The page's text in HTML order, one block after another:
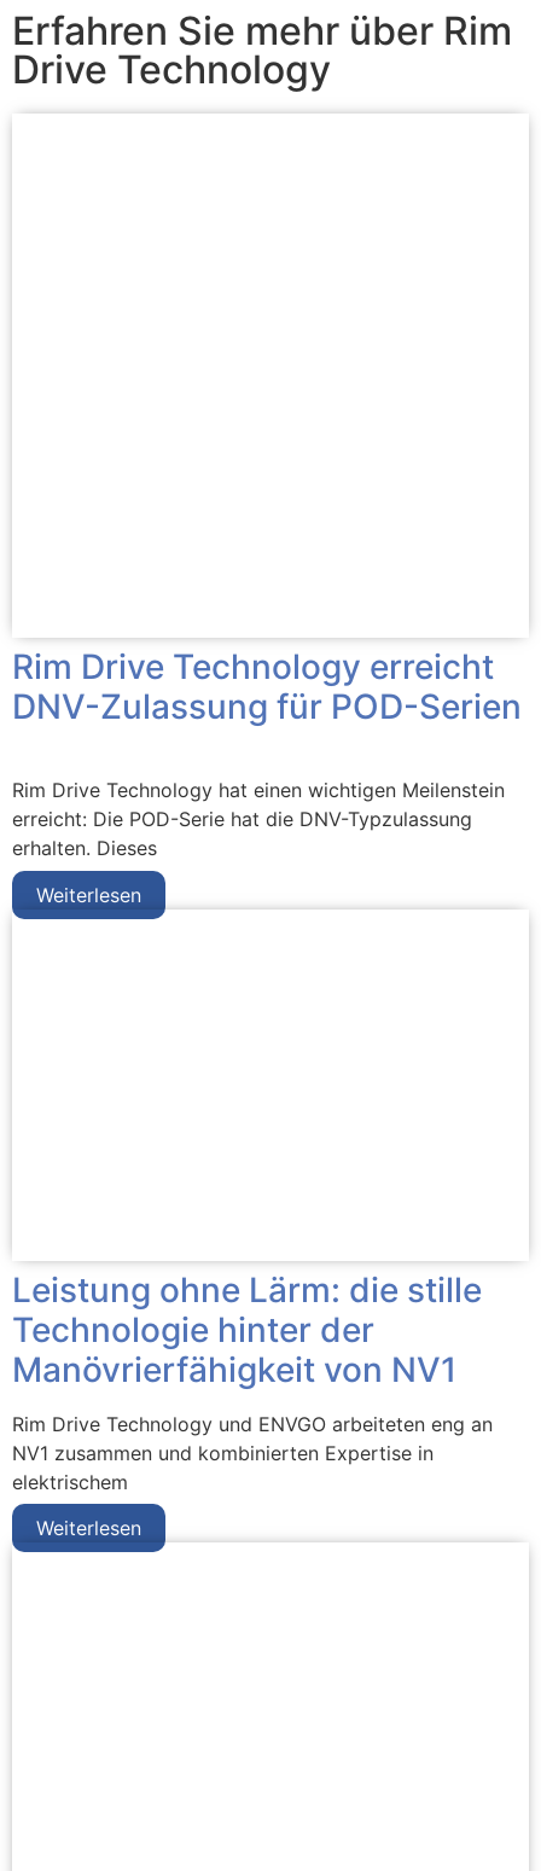
Erfahren Sie mehr über Rim
Drive Technology
Rim Drive Technology erreicht
DNV-Zulassung für POD-Serien
Rim Drive Technology hat einen wichtigen Meilenstein
erreicht: Die POD-Serie hat die DNV-Typzulassung
erhalten. Dieses
Weiterlesen
Leistung ohne Lärm: die stille
Technologie hinter der
Manövrierfähigkeit von NV1
Rim Drive Technology und ENVGO arbeiteten eng an
NV1 zusammen und kombinierten Expertise in
elektrischem
Weiterlesen